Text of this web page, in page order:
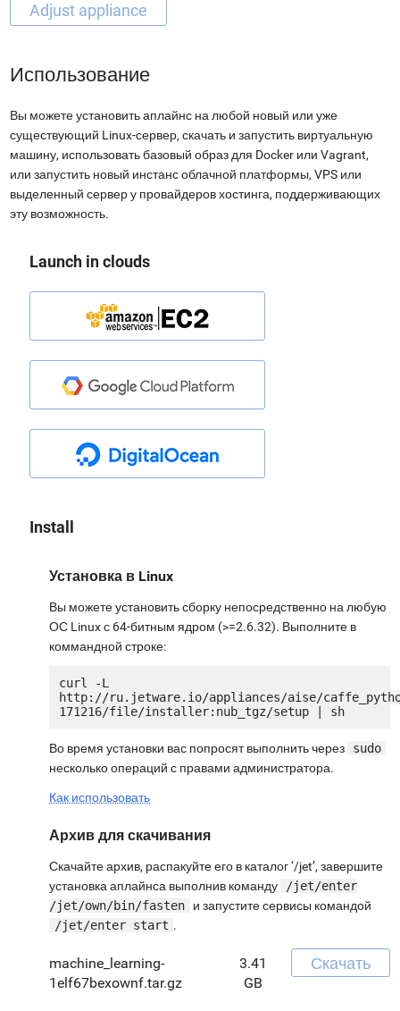
Использование
Вы можете установить аплайнс на любой новый или уже
существующий Linux-сервер, скачать и запустить виртуальную
машину, использовать базовый образ для Docker или Vagrant,
или запустить новый инстанс облачной платформы, VPS или
выделенный сервер у провайдеров хостинга, поддерживающих
эту возможность.
Launch in clouds
Install
Установка в Linux
Вы можете установить сборку непосредственно на любую
ОС Linux с 64-битным ядром (>=2.6.32). Выполните в
коммандной строке:
curl -L
http://ru.jetware.io/appliances/aise/
Во время установки вас попросят выполнить через
sudo
несколько операций с правами администратора.
Как использовать
Архив для скачивания
Скачайте архив, распакуйте его в каталог ‘/jet’, завершите
установка аплайнса выполнив команду
/jet/enter
/jet/own/bin/fasten
и запустите сервисы командой
/jet/enter start .
machine_learning-
1elf67bexownf.tar.gz
3.41
GB
Скачать